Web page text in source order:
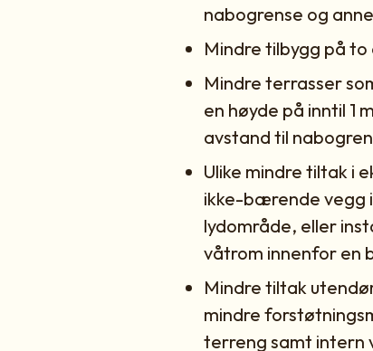
nabogrense og
Mindre tilbygg på
Mindre terrasser
en høyde på inntil 1
avstand til
Ulike mindre tiltak i
ikke-bærende vegg
lydområde, eller
våtrom innenfor en
Mindre tiltak
mindre
terreng samt intern